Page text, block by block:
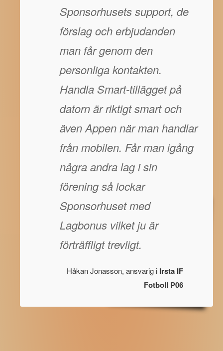
Sponsorhusets support, de
förslag och erbjudanden
man får genom den
personliga kontakten.
Handla Smart-tillägget på
datorn är riktigt smart och
även Appen när man handlar
från mobilen. Får man igång
några andra lag i sin
förening så lockar
Sponsorhuset med
Lagbonus vilket ju är
förträffligt trevligt.
Håkan Jonasson, ansvarig i Irsta IF
Fotboll P06